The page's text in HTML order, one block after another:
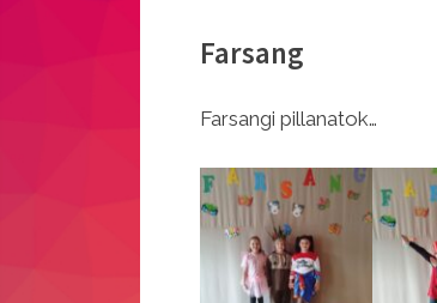
Farsang
Farsangi pillanatok…